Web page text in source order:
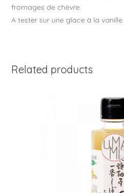
fromages de chèvre.
A tester sur une glace à la vanille.
Related products